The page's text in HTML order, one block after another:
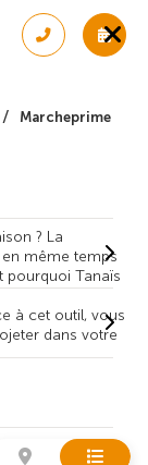
Marcheprime
? La
même temps
pourquoi Tanaïs
à cet outil, vous
dans votre